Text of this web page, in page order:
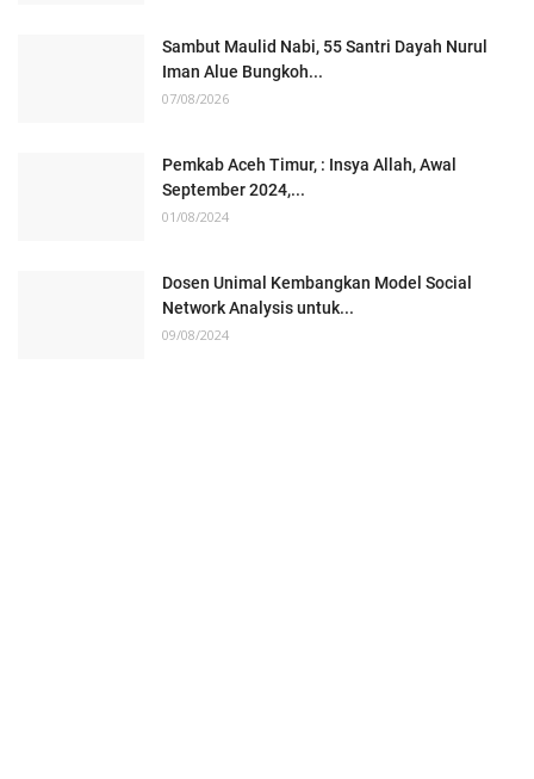
Sambut Maulid Nabi, 55 Santri Dayah Nurul
Iman Alue Bungkoh...
07/08/2026
Pemkab Aceh Timur, : Insya Allah, Awal
September 2024,...
01/08/2024
Dosen Unimal Kembangkan Model Social
Network Analysis untuk...
09/08/2024